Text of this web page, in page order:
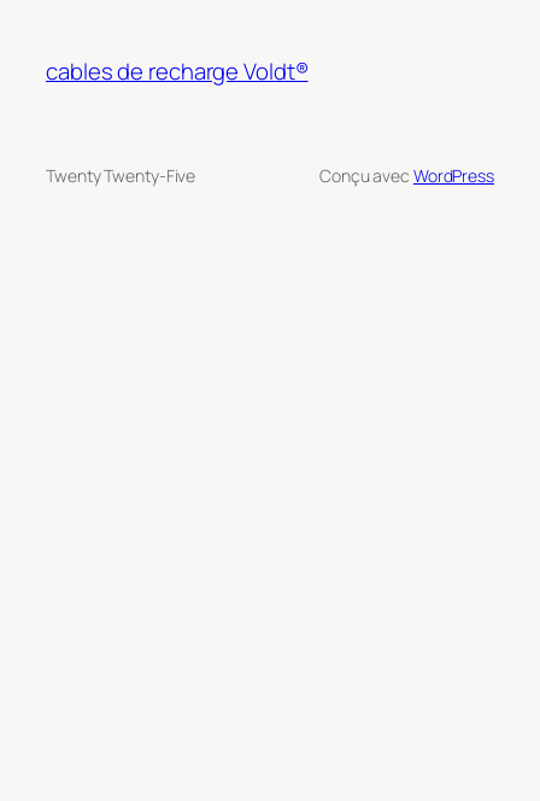
cables de recharge Voldt®
Twenty Twenty-Five Conçu avec WordPress